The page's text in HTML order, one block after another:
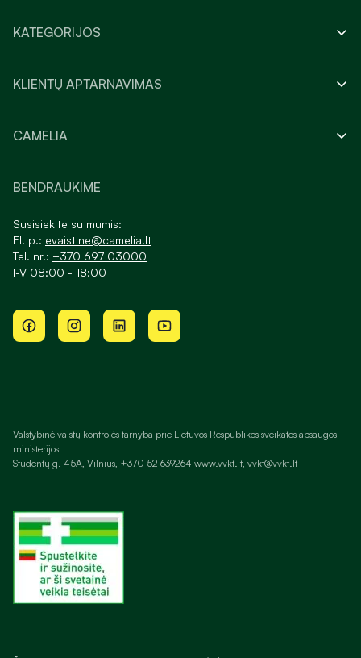
KATEGORIJOS
KLIENTŲ APTARNAVIMAS
CAMELIA
BENDRAUKIME
Susisiekite su mumis:
El. p.: evaistine@camelia.lt
Tel. nr.: +370 697 03000
I-V 08:00 - 18:00
Valstybinė vaistų kontrolės tarnyba prie Lietuvos Respublikos sveikatos apsaugos
ministerijos
Studentų g. 45A, Vilnius, +370 52 639264 www.vvkt.lt, vvkt@vvkt.lt